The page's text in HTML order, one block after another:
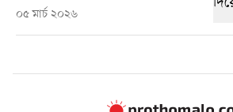
০৫ মার্চ ২০২৬